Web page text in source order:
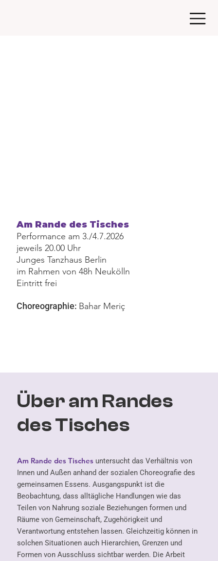
Am Rande des Tisches
Performance am 3./4.7.2026
jeweils 20.00 Uhr
Junges Tanzhaus Berlin
im Rahmen von 48h Neukölln
Eintritt frei
Choreographie: Bahar Meriç
Über am Randes
des Tisches
Am Rande des Tisches untersucht das Verhältnis von
Innen und Außen anhand der sozialen Choreografie des
gemeinsamen Essens. Ausgangspunkt ist die
Beobachtung, dass alltägliche Handlungen wie das
Teilen von Nahrung soziale Beziehungen formen und
Räume von Gemeinschaft, Zugehörigkeit und
Verantwortung entstehen lassen. Gleichzeitig können in
solchen Situationen auch Hierarchien, Grenzen und
Formen von Ausschluss sichtbar werden. Die Arbeit